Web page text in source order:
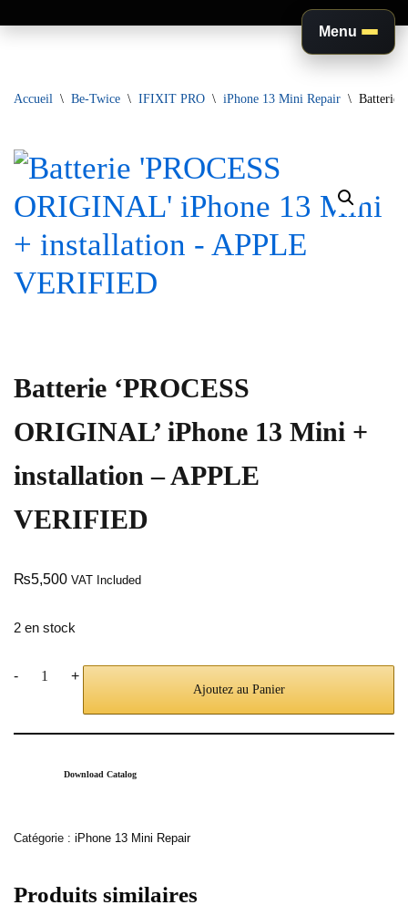
au
Menu
Accueil \ Be-Twice \ IFIXIT PRO \ iPhone 13 Mini Repair \ Batterie
Batterie ‘PROCESS
ORIGINAL’ iPhone 13 Mini +
installation – APPLE
VERIFIED
₨5,500 VAT Included
2 en stock
- +
Ajoutez au Panier
Download Catalog
Catégorie : iPhone 13 Mini Repair
Produits similaires